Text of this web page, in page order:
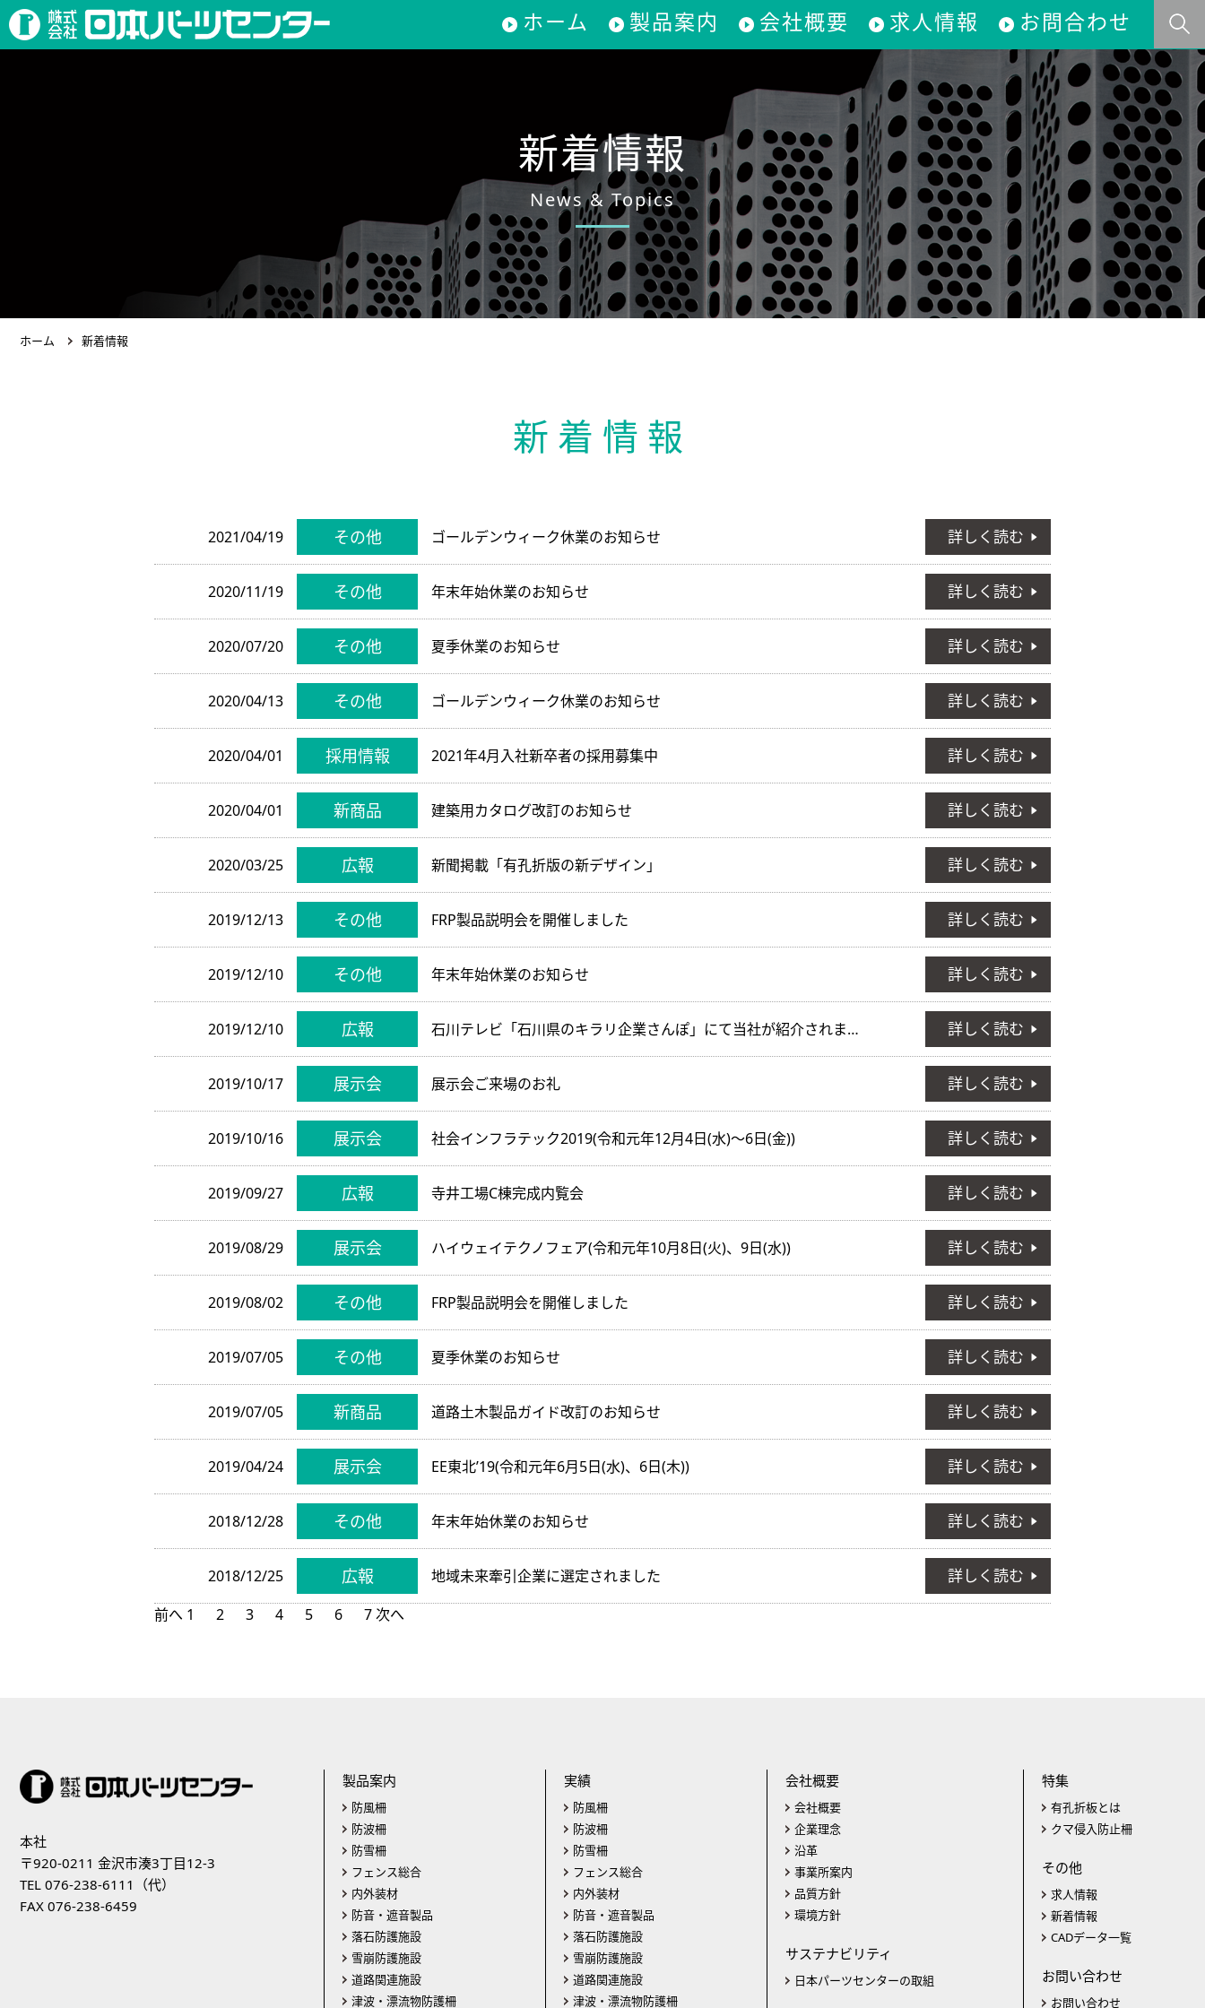
ホーム 製品案内 会社概要 求人情報 お問合わせ
新着情報
News & Topics
ホーム 新着情報
新着情報
2021/04/19 その他 ゴールデンウィーク休業のお知らせ 詳しく読む
2020/11/19 その他 年末年始休業のお知らせ 詳しく読む
2020/07/20 その他 夏季休業のお知らせ 詳しく読む
2020/04/13 その他 ゴールデンウィーク休業のお知らせ 詳しく読む
2020/04/01 採用情報 2021年4月入社新卒者の採用募集中 詳しく読む
2020/04/01 新商品 建築用カタログ改訂のお知らせ 詳しく読む
2020/03/25 広報 新聞掲載「有孔折版の新デザイン」 詳しく読む
2019/12/13 その他 FRP製品説明会を開催しました 詳しく読む
2019/12/10 その他 年末年始休業のお知らせ 詳しく読む
2019/12/10 広報 石川テレビ「石川県のキラリ企業さんぽ」にて当社が紹介されました。 詳しく読む
2019/10/17 展示会 展示会ご来場のお礼 詳しく読む
2019/10/16 展示会 社会インフラテック2019(令和元年12月4日(水)〜6日(金)) 詳しく読む
2019/09/27 広報 寺井工場C棟完成内覧会 詳しく読む
2019/08/29 展示会 ハイウェイテクノフェア(令和元年10月8日(火)、9日(水)) 詳しく読む
2019/08/02 その他 FRP製品説明会を開催しました 詳しく読む
2019/07/05 その他 夏季休業のお知らせ 詳しく読む
2019/07/05 新商品 道路土木製品ガイド改訂のお知らせ 詳しく読む
2019/04/24 展示会 EE東北’19(令和元年6月5日(水)、6日(木)) 詳しく読む
2018/12/28 その他 年末年始休業のお知らせ 詳しく読む
2018/12/25 広報 地域未来牽引企業に選定されました 詳しく読む
前へ 1 2 3 4 5 6 7次へ
本社
〒920-0211 金沢市湊3丁目12-3
TEL 076-238-6111（代）
FAX 076-238-6459
製品案内
防風柵
防波柵
防雪柵
フェンス総合
内外装材
防音・遮音製品
落石防護施設
雪崩防護施設
道路関連施設
津波・漂流物防護柵
実績
防風柵
防波柵
防雪柵
フェンス総合
内外装材
防音・遮音製品
落石防護施設
雪崩防護施設
道路関連施設
津波・漂流物防護柵
会社概要
会社概要
企業理念
沿革
事業所案内
品質方針
環境方針
サステナビリティ
日本パーツセンターの取組
特集
有孔折板とは
クマ侵入防止柵
その他
求人情報
新着情報
CADデータ一覧
お問い合わせ
お問い合わせ